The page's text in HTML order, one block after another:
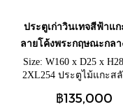
ประตูเก่าวินเทจสีฟ้าแ
ลายโค้งพระกฤษณะกลา
Size: W160 x D25 x
2XL254 ประตูไม้แกะส
เก่าสีฟ้าขัดหยาบแต่งแถ
฿135,000